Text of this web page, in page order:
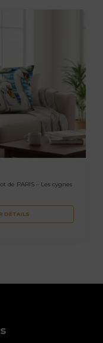
de PARIS – Les cygnes
DÉTAILS